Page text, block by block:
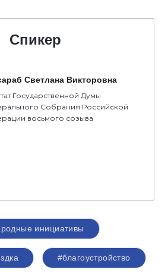
Спикер
Светлана Викторовна
Государственной Думы
Собрания Российской
восьмого созыва
инициативы
#благоустройство